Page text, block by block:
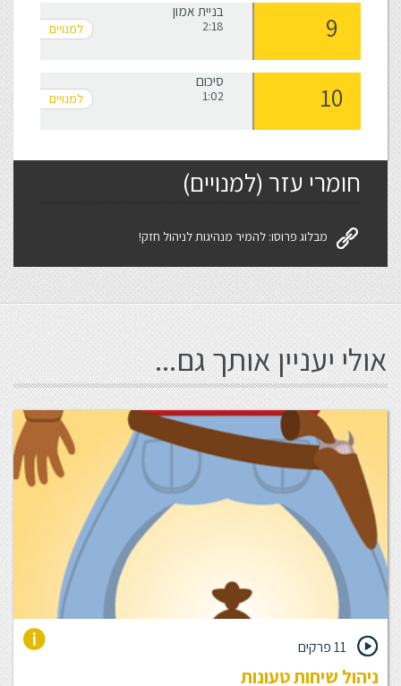
בניית אמון
2:18
סיכום
1:02
חומרי עזר (למנויים)
מבלוג פרוסו: להמיר מנהיגות לניהול חזק!
אולי יעניין אותך גם...
11 פרקים
ניהול שיחות טעונות